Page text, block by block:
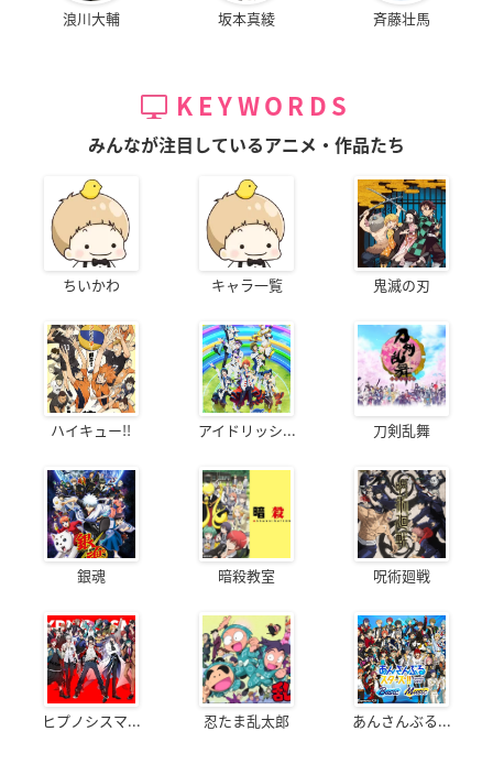
浪川大輔 坂本真綾 斉藤壮馬
KEYWORDS
みんなが注目しているアニメ・作品たち
ちいかわ キャラ一覧 鬼滅の刃
ハイキュー!! アイドリッシ... 刀剣乱舞
銀魂 暗殺教室 呪術廻戦
ヒプノシスマ... 忍たま乱太郎 あんさんぶる...